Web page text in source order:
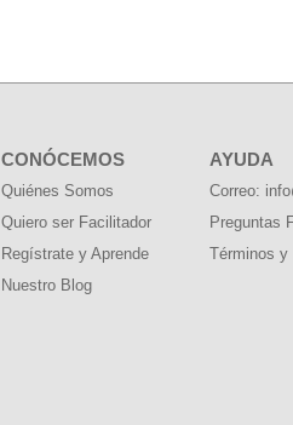
CONÓCEMOS
Quiénes Somos
Quiero ser Facilitador
Regístrate y Aprende
Nuestro Blog
AYUDA
Correo:
Preguntas
Términos y